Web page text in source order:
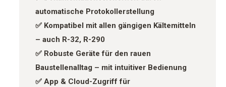
automatische Protokollerstellung
✅ Kompatibel mit allen gängigen Kältemitteln
– auch R-32, R-290
✅ Robuste Geräte für den rauen
Baustellenalltag – mit intuitiver Bedienung
✅ App & Cloud-Zugriff für